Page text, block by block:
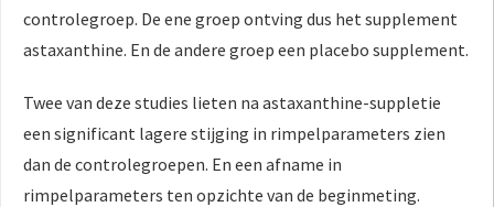
controlegroep. De ene groep ontving dus het supplement
astaxanthine. En de andere groep een placebo supplement.
Twee van deze studies lieten na astaxanthine-suppletie
een significant lagere stijging in rimpelparameters zien
dan de controlegroepen. En een afname in
rimpelparameters ten opzichte van de beginmeting.